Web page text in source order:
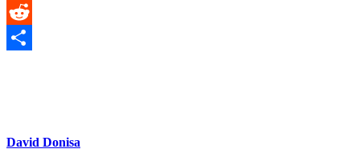
Tumblr
Reddit
David Donisa